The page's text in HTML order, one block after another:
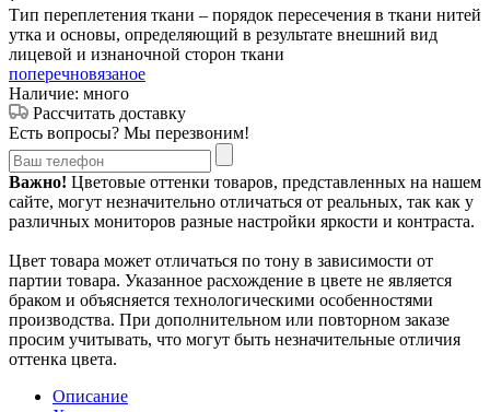
Тип переплетения ткани – порядок пересечения в ткани нитей
утка и основы, определяющий в результате внешний вид
лицевой и изнаночной сторон ткани
поперечновязаное
Наличие: много
Рассчитать доставку
Есть вопросы? Мы перезвоним!
Важно! Цветовые оттенки товаров, представленных на нашем
сайте, могут незначительно отличаться от реальных, так как у
различных мониторов разные настройки яркости и контраста.
Цвет товара может отличаться по тону в зависимости от
партии товара. Указанное расхождение в цвете не является
браком и объясняется технологическими особенностями
производства. При дополнительном или повторном заказе
просим учитывать, что могут быть незначительные отличия
оттенка цвета.
Описание